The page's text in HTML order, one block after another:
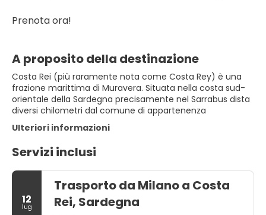
Prenota ora!
A proposito della destinazione
Costa Rei (più raramente nota come Costa Rey) è una
frazione marittima di Muravera. Situata nella costa sud-
orientale della Sardegna precisamente nel Sarrabus dista
diversi chilometri dal comune di appartenenza
Ulteriori informazioni
Servizi inclusi
12
lug
Trasporto da Milano a Costa
Rei, Sardegna